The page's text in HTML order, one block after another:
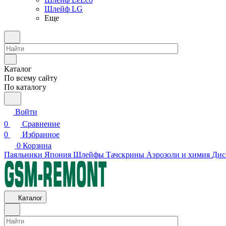
Шлейф LG
Еще
Каталог
По всему сайту
По каталогу
Войти
0
Сравнение
0
Избранное
0 Корзина
Паяльники Япония Шлейфы Тачскрины Аэрозоли и химия
Каталог